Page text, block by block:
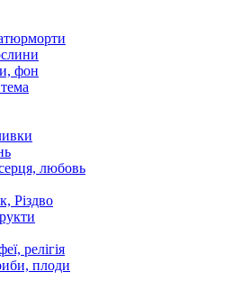
фон
любовь
Різдво
релігія
плоди